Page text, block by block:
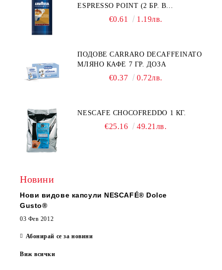
ESPRESSO POINT (2 БР. В
ПАКЕТЧЕ)€0.61 1.19лв.
ПОДОВЕ CARRARO DECAFFEINATO
МЛЯНО КАФЕ 7 ГР. ДОЗА
€0.37 0.72лв.
NESCAFE CHOCOFREDDO 1 КГ.
€25.16 49.21лв.
Новини
Нови видове капсули NESCAFÉ® Dolce
Gusto®
03 Фев 2012
Абонирай се за новини
Виж всички